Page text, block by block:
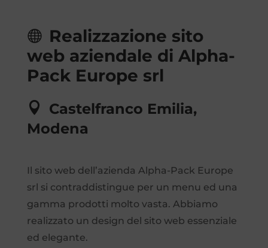
Realizzazione sito
web aziendale di Alpha-
Pack Europe srl
Castelfranco Emilia,
Modena
Il sito web dell’azienda Alpha-Pack Europe
srl si contraddistingue per un menu ed una
gamma prodotti molto vasta. Abbiamo
realizzato un design del sito web essenziale
ed elegante.